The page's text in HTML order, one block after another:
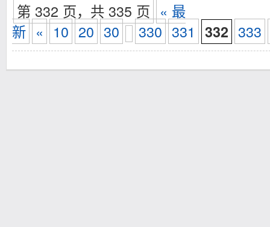
第 332 页，共 335 页 « 最
新 « 10 20 30 330 331 332 333